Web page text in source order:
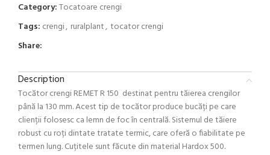
Category:Tocatoare crengi
Tags: crengi, ruralplant, tocator crengi
Share:
Description
Tocător crengi REMET R 150 destinat pentru tăierea crengilor
până la 130 mm. Acest tip de tocător produce bucăți pe care
clienții folosesc ca lemn de foc în centrală. Sistemul de tăiere
robust cu roți dintate tratate termic, care oferă o fiabilitate pe
termen lung. Cuțitele sunt făcute din material Hardox 500.